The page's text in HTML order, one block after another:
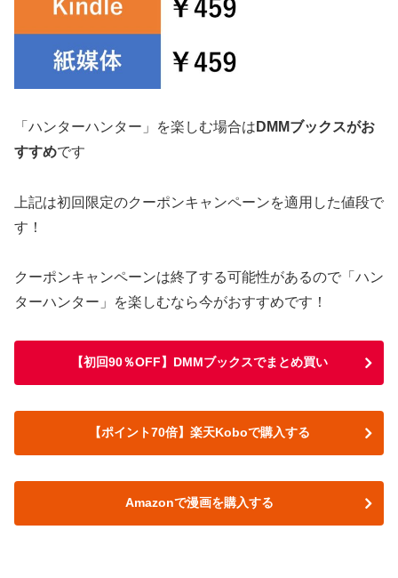
「ハンターハンター」を楽しむ場合は DMMブックスがお
すすめです
上記は初回限定のクーポンキャンペーンを適用した値段で
す！
クーポンキャンペーンは終了する可能性があるので「ハン
ターハンター」を楽しむなら今がおすすめです！
【初回90％OFF】DMMブックスでまとめ買い
【ポイント70倍】楽天Koboで購入する
Amazonで漫画を購入する